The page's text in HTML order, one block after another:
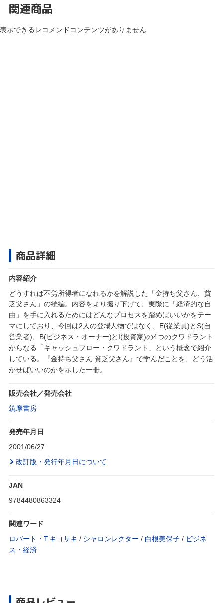
関連商品
表示できるレコメンドコンテンツがありません
商品詳細
内容紹介
どうすれば不労所得者になれるかを解説した「金持ち父さん、貧
乏父さん」の続編。内容をより掘り下げて、実際に「経済的な自
由」を手に入れるためにはどんなプロセスを踏めばいいかをテー
マにしており、今回は2人の登場人物ではなく、E(従業員)とS(自
営業者)、B(ビジネス・オーナー)とI(投資家)の4つのクワドラント
からなる「キャッシュフロー・クワドラント」という概念で紹介
している。『金持ち父さん 貧乏父さん』で学んだことを、どう活
かせばいいのかを示した一冊。
販売会社／発売会社
筑摩書房
発売年月日
2001/06/27
改訂版・発行年月日について
JAN
9784480863324
関連ワード
ロバート・T.キヨサキ / シャロンレクター / 白根美保子 / ビジネ
ス・経済